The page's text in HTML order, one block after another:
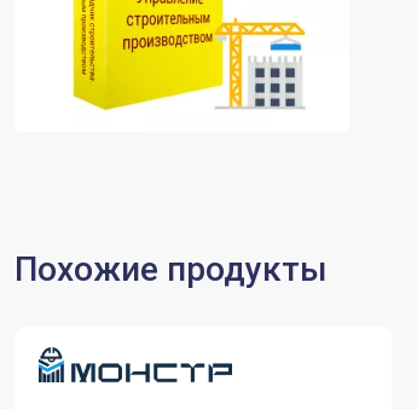
Похожие продукты